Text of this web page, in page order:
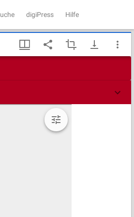
digiPress Hilfe